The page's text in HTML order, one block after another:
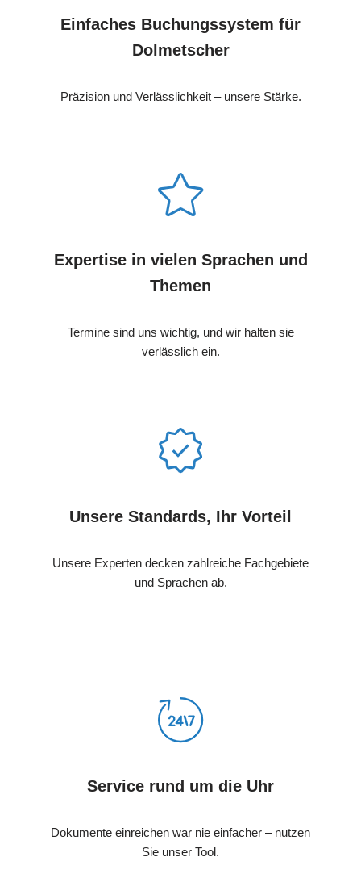
Einfaches Buchungssystem für
Dolmetscher
Präzision und Verlässlichkeit – unsere Stärke.
Expertise in vielen Sprachen und
Themen
Termine sind uns wichtig, und wir halten sie
verlässlich ein.
Unsere Standards, Ihr Vorteil
Unsere Experten decken zahlreiche Fachgebiete
und Sprachen ab.
Service rund um die Uhr
Dokumente einreichen war nie einfacher – nutzen
Sie unser Tool.